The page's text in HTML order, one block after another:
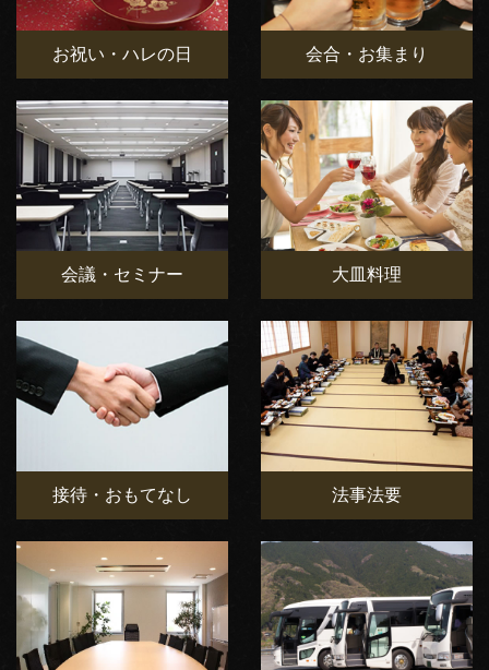
お祝い・ハレの日 会合・お集まり
会議・セミナー 大皿料理
接待・おもてなし 法事法要